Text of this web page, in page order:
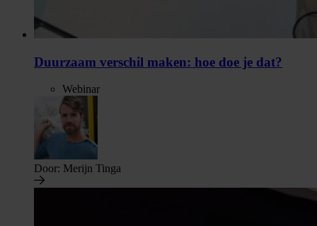
Duurzaam verschil maken: hoe doe je dat?
Webinar
Door: Merijn Tinga